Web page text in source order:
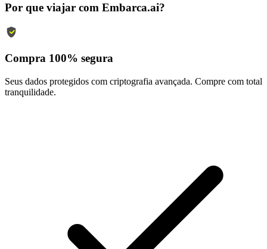
Por que viajar com Embarca.ai?
Compra 100% segura
Seus dados protegidos com criptografia avançada. Compre com total
tranquilidade.